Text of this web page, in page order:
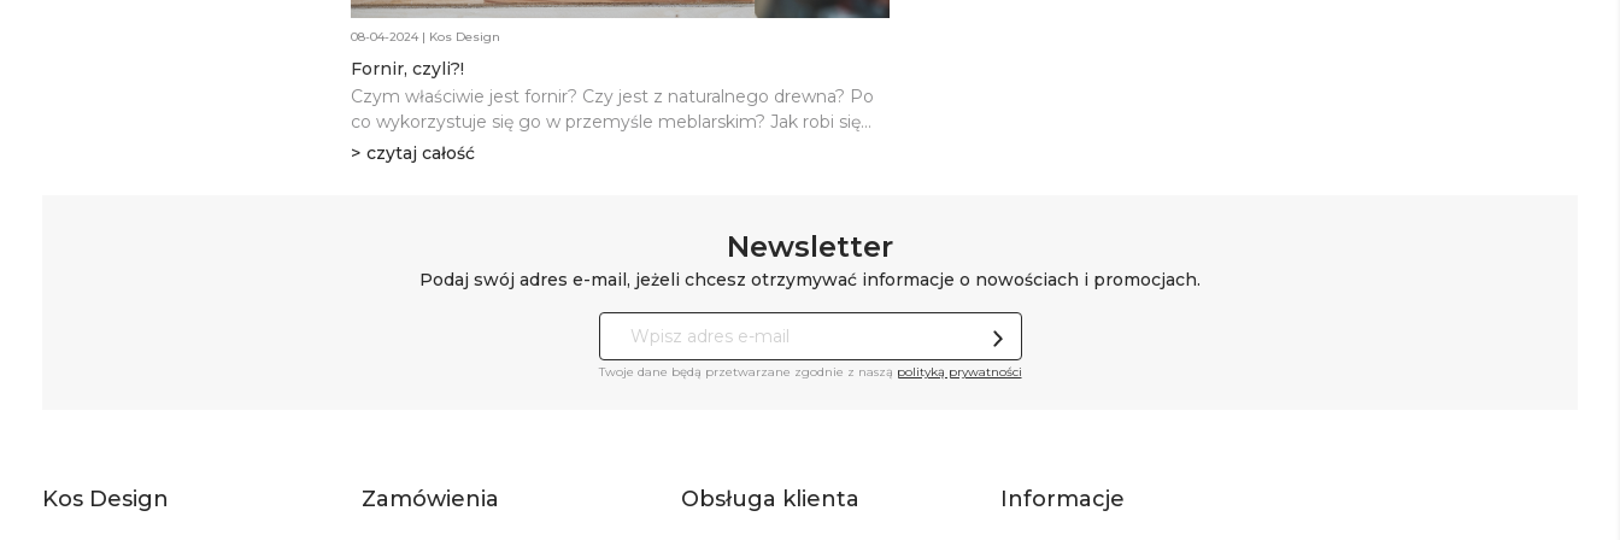
08-04-2024 | Kos Design
Fornir, czyli?!
Czym właściwie jest fornir? Czy jest z naturalnego drewna? Po
co wykorzystuje się go w przemyśle meblarskim? Jak robi się
fornir? Czy jest wytrzymały? Te pytania wracają do nas
czytaj całość
Newsletter
Podaj swój adres e-mail, jeżeli chcesz otrzymywać informacje o nowościach i promocjach.
Twoje dane będą przetwarzane zgodnie z naszą polityką prywatności
Kos Design Zamówienia Obsługa klienta Informacje